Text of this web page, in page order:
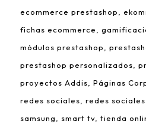
ecommerce prestashop
ekomi
fichas ecommerce
módulos prestashop
prestashop personalizados
proyectos Addis
Páginas
redes sociales
redes
samsung
smart tv tienda